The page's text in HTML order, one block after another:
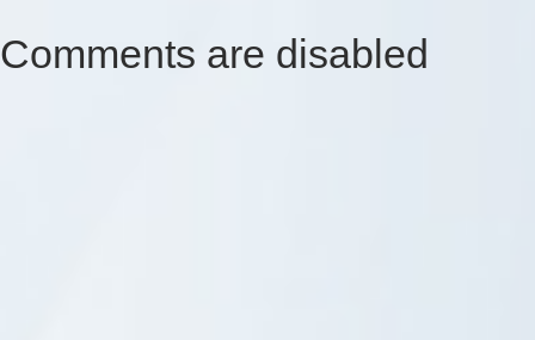
Comments are disabled